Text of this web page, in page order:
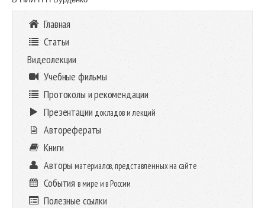
Главная
Статьи
Видеолекции
Учебные фильмы
Протоколы и рекомендации
Презентации докладов и лекций
Авторефераты
Книги
Авторыматериалов, представленных на сайте
События в мире и в России
Полезные ссылки